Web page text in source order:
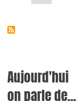
Aujourd'hui
on parle de...